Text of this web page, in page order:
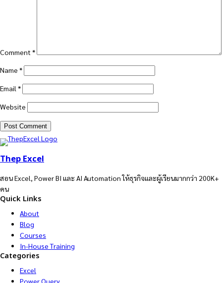
Comment *
Name *
Email *
Website
Thep Excel
สอน Excel, Power BI และ AI Automation ให้ธุรกิจและผู้เรียนมากกว่า 200K+
คน
Quick Links
About
Blog
Courses
In-House Training
Categories
Excel
Power Query